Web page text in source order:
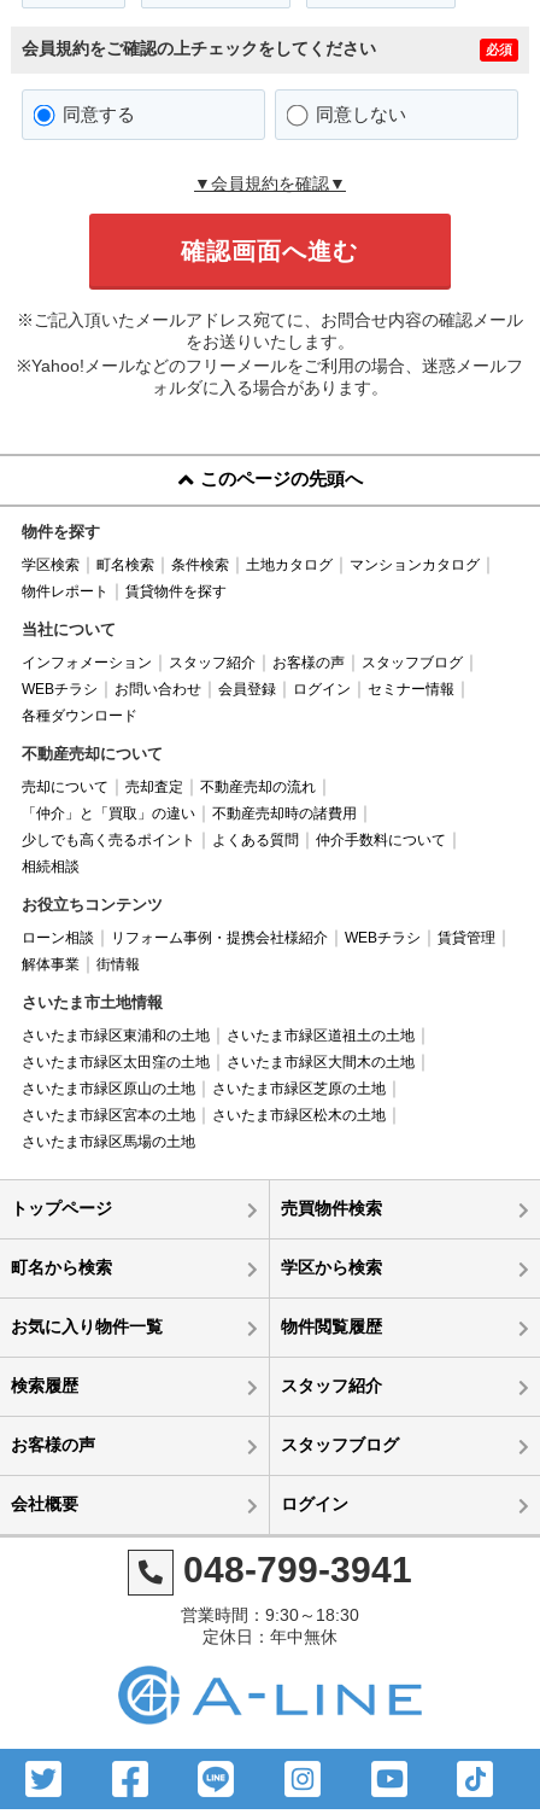
会員規約をご確認の上チェックをしてください 必須
同意する 同意しない
▼会員規約を確認▼
※ご記入頂いたメールアドレス宛てに、お問合せ内容の確認メール
をお送りいたします。
※Yahoo!メールなどのフリーメールをご利用の場合、迷惑メールフ
ォルダに入る場合があります。
このページの先頭へ
物件を探す
学区検索 町名検索 条件検索 土地カタログ
マンションカタログ
物件レポート
賃貸物件を探す
当社について
インフォメーション スタッフ紹介 お客様の声
スタッフブログ
WEBチラシ
お問い合わせ 会員登録 ログイン
セミナー情報
各種ダウンロード
不動産売却について
売却について 売却査定
不動産売却の流れ
「仲介」と「買取」の違い
不動産売却時の諸費用
少しでも高く売るポイント
よくある質問
仲介手数料について
相続相談
お役立ちコンテンツ
ローン相談 リフォーム事例・提携会社様紹介 WEBチラシ
賃貸管理
解体事業
街情報
さいたま市土地情報
さいたま市緑区東浦和の土地
さいたま市緑区道祖土の土地
さいたま市緑区太田窪の土地
さいたま市緑区大間木の土地
さいたま市緑区原山の土地
さいたま市緑区芝原の土地
さいたま市緑区宮本の土地
さいたま市緑区松木の土地
さいたま市緑区馬場の土地
トップページ 売買物件検索
町名から検索 学区から検索
お気に入り物件一覧 物件閲覧履歴
検索履歴 スタッフ紹介
お客様の声 スタッフブログ
会社概要 ログイン
048-799-3941
営業時間：9:30～18:30
定休日：年中無休